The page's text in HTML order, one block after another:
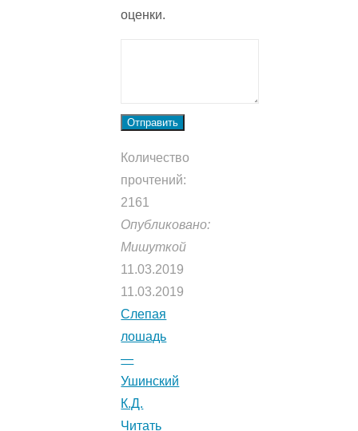
оценки.
Отправить
Количество
прочтений:
2161
Опубликовано:
Мишуткой
11.03.2019
11.03.2019
Слепая
лошадь
—
Ушинский
К.Д.
Читать